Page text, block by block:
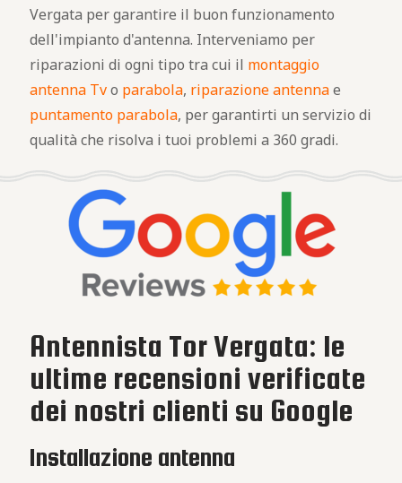
Vergata per garantire il buon funzionamento
dell'impianto d'antenna. Interveniamo per
riparazioni di ogni tipo tra cui il montaggio
antenna Tvo parabola, riparazione antennae
puntamento parabola, per garantirti un servizio di
qualità che risolva i tuoi problemi a 360 gradi.
Antennista Tor Vergata: le
ultime recensioni verificate
dei nostri clienti su Google
Installazione antenna